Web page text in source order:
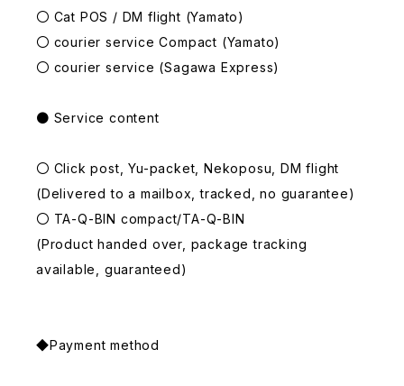
〇 Cat POS / DM flight (Yamato)
〇 courier service Compact (Yamato)
〇 courier service (Sagawa Express)
● Service content
〇 Click post, Yu-packet, Nekoposu, DM flight
(Delivered to a mailbox, tracked, no guarantee)
〇 TA-Q-BIN compact/TA-Q-BIN
(Product handed over, package tracking
available, guaranteed)
◆Payment method